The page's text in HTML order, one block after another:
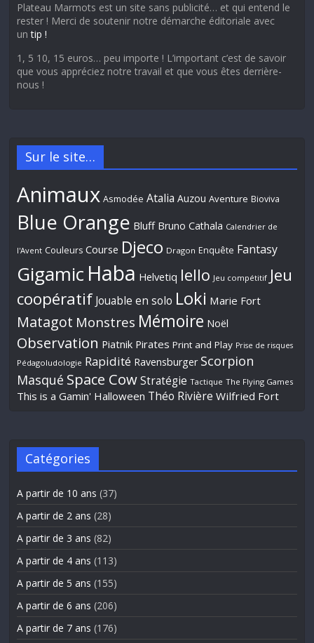
Plateau Marmots est un site sans publicité… et qui entend le
rester ! Merci de soutenir notre démarche éditoriale avec
untip !
1, 5 10, 15 euros… peu importe ! L’important c’est de savoir
que vous appréciez notre travail et que vous êtes derrière-
nous !
Sur le site…
Animaux Asmodée Atalia Auzou Aventure Bioviva
Blue Orange Bluff Bruno Cathala Calendrier de
l'Avent Couleurs Course Djeco Dragon Enquête Fantasy
Gigamic Haba Helvetiq Iello Jeu compétitif Jeu
coopératif Jouable en solo Loki Marie Fort
Matagot Monstres Mémoire Noël
Observation Piatnik Pirates Print and Play Prise de risques
Pédagoludologie Rapidité Ravensburger Scorpion
Masqué Space Cow Stratégie Tactique The Flying Games
This is a Gamin' Halloween Théo Rivière Wilfried Fort
Catégories
A partir de 10 ans (37)
A partir de 2 ans (28)
A partir de 3 ans (82)
A partir de 4 ans (113)
A partir de 5 ans (155)
A partir de 6 ans (206)
A partir de 7 ans (176)